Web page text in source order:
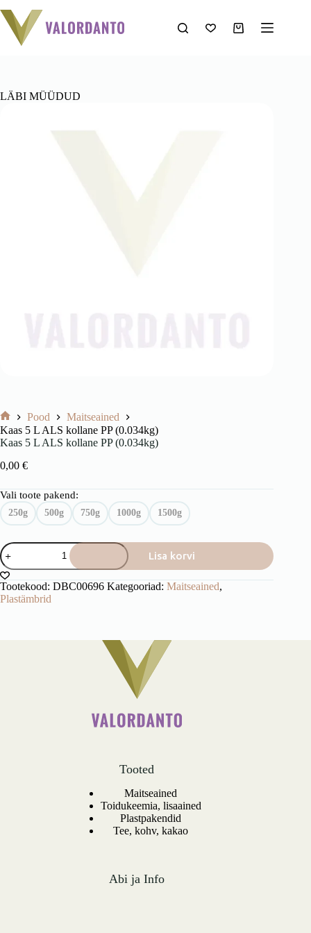
sisu
juurde
Ostukorv
LÄBI MÜÜDUD
Avaleht
Pood
Maitseained
Kaas 5 L ALS kollane PP (0.034kg)
Kaas 5 L ALS kollane PP (0.034kg)
0,00 €
Vali toote pakend:
250g 500g 750g 1000g 1500g
Kaas
5
L
ALS
kollane
PP
Lisa korvi
Tootekood: DBC00696 Kategooriad: Maitseained,
Plastämbrid
Tooted
Maitseained
Toidukeemia, lisaained
Plastpakendid
Tee, kohv, kakao
Abi ja Info